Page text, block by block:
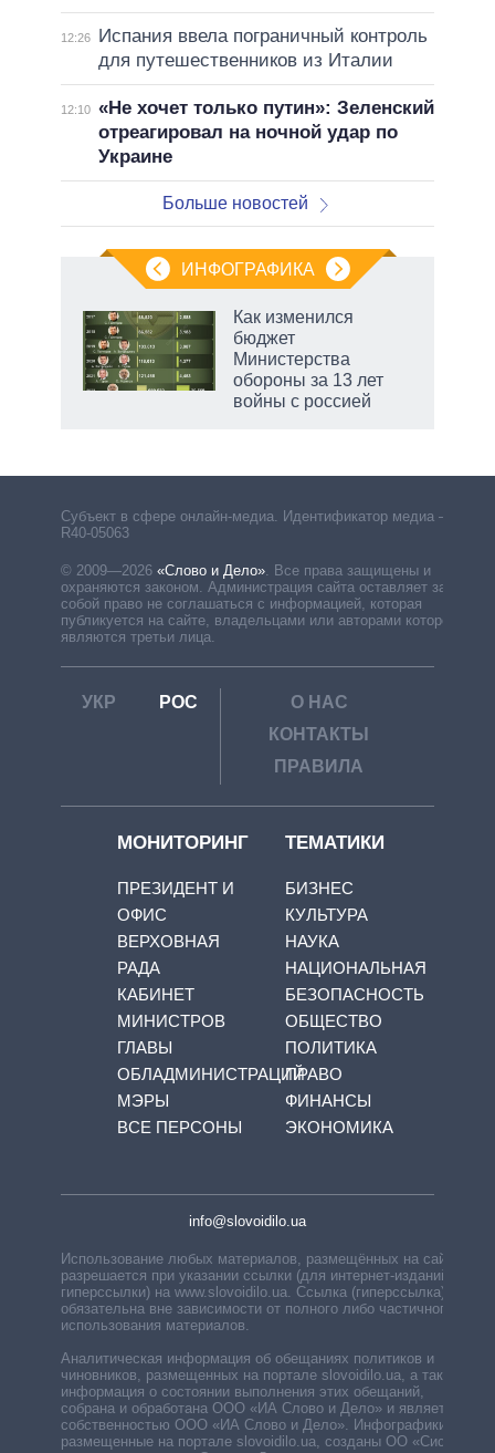
12:26
Испания ввела пограничный контроль
для путешественников из Италии
12:10 «Не хочет только путин»: Зеленский
отреагировал на ночной удар по
Украине
Больше новостей
ИНФОГРАФИКА
Как изменился
бюджет
Министерства
обороны за 13 лет
войны с россией
Субъект в сфере онлайн-медиа. Идентификатор медиа –
R40-05063
© 2009—2026 «Слово и Дело» Все права защищены и
охраняются законом. Администрация сайта оставляет за
собой право не соглашаться с информацией, которая
публикуется на сайте, владельцами или авторами которой
являются третьи лица.
УКР РОС
О НАС
КОНТАКТЫ
ПРАВИЛА
МОНИТОРИНГ
ПРЕЗИДЕНТ И
ОФИС
ВЕРХОВНАЯ
РАДА
КАБИНЕТ
МИНИСТРОВ
ГЛАВЫ
ОБЛАДМИНИСТРАЦИЙ
МЭРЫ
ВСЕ ПЕРСОНЫ
ТЕМАТИКИ
БИЗНЕС
КУЛЬТУРА
НАУКА
НАЦИОНАЛЬНАЯ
БЕЗОПАСНОСТЬ
ОБЩЕСТВО
ПОЛИТИКА
ПРАВО
ФИНАНСЫ
ЭКОНОМИКА
info@slovoidilo.ua
Использование любых материалов, размещённых на сайте,
разрешается при указании ссылки (для интернет-изданий —
гиперссылки) на www.slovoidilo.ua. Ссылка (гиперссылка)
обязательна вне зависимости от полного либо частичного
использования материалов.
Аналитическая информация об обещаниях политиков и
чиновников, размещенных на портале slovoidilo.ua, а также
информация о состоянии выполнения этих обещаний,
собрана и обработана ООО «ИА Слово и Дело» и является
собственностью ООО «ИА Слово и Дело». Инфографики,
размещенные на портале slovoidilo.ua, созданы ОО «Система